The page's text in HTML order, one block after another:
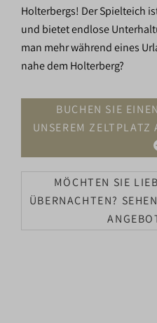
Holterbergs! Der Spielteich
und bietet endlose
man mehr während eines
nahe dem Holterberg?
BUCHEN SIE
UNSEREM ZELTPLATZ
MÖCHTEN SIE
ÜBERNACHTEN?